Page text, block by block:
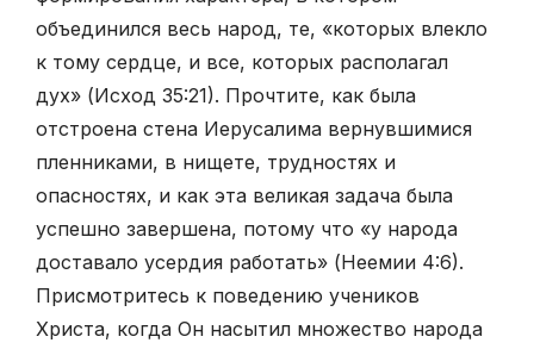
объединился весь народ, те, «которых влекло
к тому сердце, и все, которых располагал
дух» (Исход 35:21). Прочтите, как была
отстроена стена Иерусалима вернувшимися
пленниками, в нищете, трудностях и
опасностях, и как эта великая задача была
успешно завершена, потому что «у народа
доставало усердия работать» (Неемии 4:6).
Присмотритесь к поведению учеников
Христа, когда Он насытил множество народа